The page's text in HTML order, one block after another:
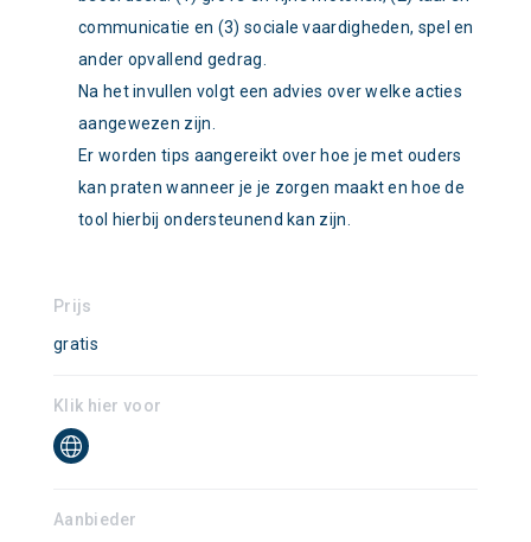
communicatie en (3) sociale vaardigheden, spel en
ander opvallend gedrag.
Na het invullen volgt een advies over welke acties
aangewezen zijn.
Er worden tips aangereikt over hoe je met ouders
kan praten wanneer je je zorgen maakt en hoe de
tool hierbij ondersteunend kan zijn.
Prijs
gratis
Klik hier voor
Aanbieder